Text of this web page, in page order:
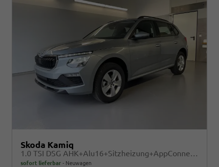
Skoda Kamiq
1.0 TSI DSG AHK+Alu16+Sitzheizung+AppConnect+GV5+LED+Nebel+Klima
sofort lieferbar Neuwagen